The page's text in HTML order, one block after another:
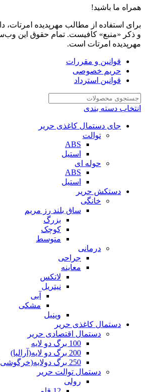
همراه ما باشید!
برای استفاده از مطالب مهرپدیده
و ذکر «منبع» کافیست. تمام حقوق اين
مهرپدیده امرتات است.
قوانین و مقررات
حریم خصوصی
قوانین استرداد
انتخاب دسته بندی
جای دستمال کاغذی حریر
توالت
ABS
استیل
حوله ای
ABS
استیل
دستکش حریر
خانگی
ساق بلند رز مریم
بزرگ
کوچک
متوسط
درمانی
جراحی
معاینه
لاتکس
نیتریل
آبی
مشکی
وینیل
دستمال کاغذی حریر
دستمال اقتصادی حریر
100 برگ دو لایه
200 برگ دو لایه(آرالیا)
250 برگ دولایه(خرگوشی)
دستمال توالت حریر
رولی